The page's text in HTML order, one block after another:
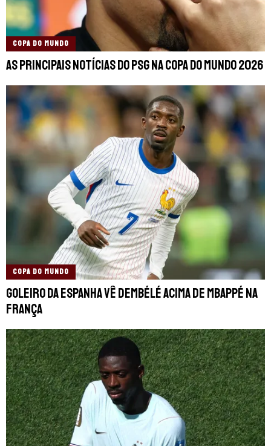
COPA DO MUNDO
As principais notícias do PSG na Copa do Mundo 2026
COPA DO MUNDO
Goleiro da Espanha vê Dembélé acima de Mbappé na
França